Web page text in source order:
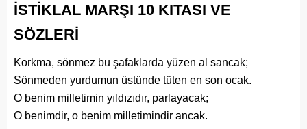
İSTİKLAL MARŞI 10 KITASI VE
SÖZLERİ
Korkma, sönmez bu şafaklarda yüzen al sancak;
Sönmeden yurdumun üstünde tüten en son ocak.
O benim milletimin yıldızıdır, parlayacak;
O benimdir, o benim milletimindir ancak.